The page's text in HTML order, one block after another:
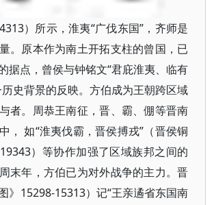
）所示，淮夷“广伐东国”，齐师是
。原本作为南土开拓支柱的曾国，已
据点，曾侯与钟铭文“君庇淮夷、临有
史背景的反映。方伯成为王朝跨区域
者。周恭王南征，晋、霸、倗等晋南
， 如“淮夷伐霸，晋侯搏戎”（晋侯铜
）等协作加强了区域族邦之间的
末年，方伯已为对外战争的主力。晋
》15298-15313）记“王亲遹省东国南